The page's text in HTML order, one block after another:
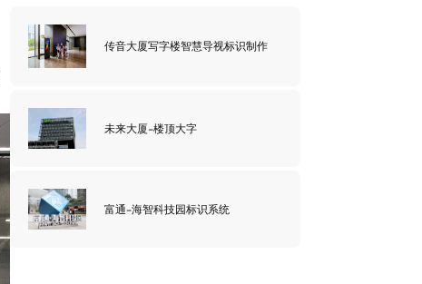
传音大厦写字楼智慧导视标识制作
未来大厦-楼顶大字
富通-海智科技园标识系统